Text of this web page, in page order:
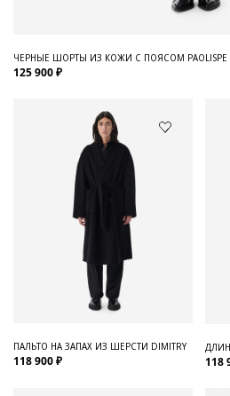
ЧЕРНЫЕ ШОРТЫ ИЗ КОЖИ С ПОЯСОМ PAOLISPE
125 900 ₽
ПАЛЬТО НА ЗАПАХ ИЗ ШЕРСТИ DIMITRY
118 900 ₽ 118